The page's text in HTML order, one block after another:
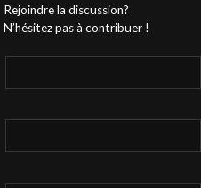
Rejoindre la discussion?
N’hésitez pas à contribuer !